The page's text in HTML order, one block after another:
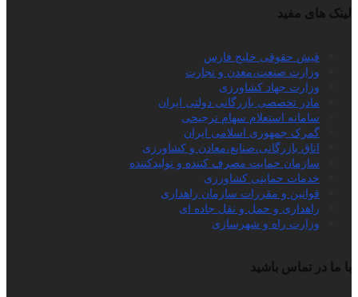
لینک های مفید
فیش حقوقی خلیج فارس
وزارت صنعت،معدن و تجارت
وزارت جهاد کشاورزی
مادر تخصصی بازرگانی دولتی ایران
سامانه استعلام سهام ترجیحی
گمرک جمهوری اسلامی ایران
اتاق بازرگانی،صنایع،معادن و کشاورزی
سازمان حمایت مصرف کننده و تولیدکننده
خدمات حمایتی کشاورزی
قوانین و مقررات سازمان راهداری
راهداری و حمل و نقل جاده ای
وزارت راه و شهرسازی
با ما در تماس باشید